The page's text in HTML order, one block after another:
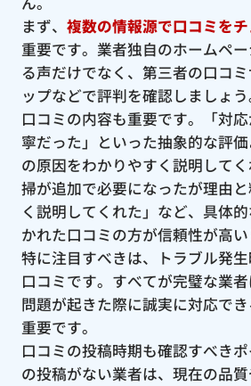
まず、 複数の情報源で口コミを
重要です。業者独自のホームペ
る声だけでなく、第三者の口コ
ップなどで評判を確認しましょう
口コミの内容も重要です。「対
寧だった」といった抽象的な評
の原因をわかりやすく説明して
掃が追加で必要になったが理由
く説明してくれた」など、具体
かれた口コミの方が信頼性が高い
特に注目すべきは、トラブル発
口コミです。すべてが完璧な業者
問題が起きた際に誠実に対応で
重要です。
口コミの投稿時期も確認すべき
の投稿がない業者は、現在の品